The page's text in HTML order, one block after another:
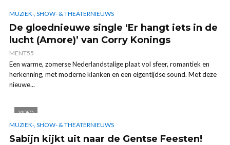
MUZIEK-, SHOW- & THEATERNIEUWS
De gloednieuwe single ‘Er hangt iets in de
lucht (Amore)’ van Corry Konings
MENT55
Een warme, zomerse Nederlandstalige plaat vol sfeer, romantiek en
herkenning, met moderne klanken en een eigentijdse sound. Met deze
nieuwe...
VIDEO
MUZIEK-, SHOW- & THEATERNIEUWS
Sabijn kijkt uit naar de Gentse Feesten!